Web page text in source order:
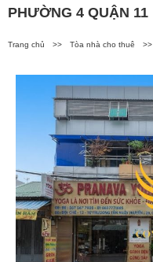
PHƯỜNG 4 QUẬN 11
Trang chủ >> Tòa nhà cho thuê >>